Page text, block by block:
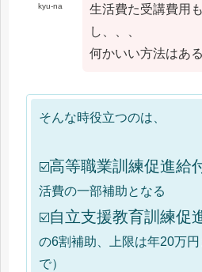
kyu-na
生活費た受講費用
し、、、
何かいい方法はあ
そんな時役立つのは、
☑️高等職業訓練促進給
活費の一部補助となる
☑️自立支援教育訓練促
の6割補助、上限は年20万円
で